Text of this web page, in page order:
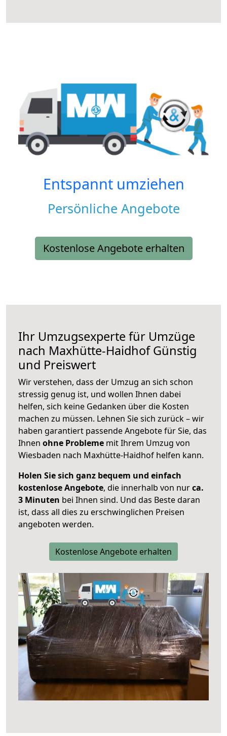
Entspannt umziehen
Persönliche Angebote
Kostenlose Angebote erhalten
Ihr Umzugsexperte für Umzüge
nach Maxhütte-HaidhofGünstig
und Preiswert
Wir verstehen, dass der Umzug an sich schon
stressig genug ist, und wollen Ihnen dabei
helfen, sich keine Gedanken über die Kosten
machen zu müssen. Lehnen Sie sich zurück – wir
haben garantiert passende Angebote für Sie, das
Ihnen ohne Probleme mit Ihrem Umzug von
Wiesbaden nach Maxhütte-Haidhof helfen kann.
Holen Sie sich ganz bequem und einfach
kostenlose Angebote, die innerhalb von nurca.
3 Minuten bei Ihnen sind. Und das Beste daran
ist, dass all dies zu erschwinglichen Preisen
angeboten werden.
Kostenlose Angebote erhalten